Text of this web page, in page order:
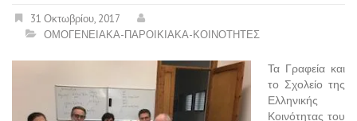
31 Οκτωβρίου, 2017
ΟΜΟΓΕΝΕΙΑΚΑ-ΠΑΡΟΙΚΙΑΚΑ-ΚΟΙΝΟΤΗΤΕΣ
Τα Γραφεία και
το Σχολείο της
Ελληνικής
Κοινότητας του